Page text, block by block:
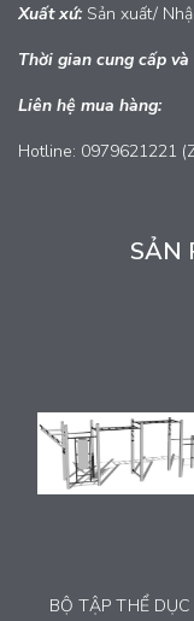
Xuất xứ:Sản xuất/
Thời gian cung cấp
Liên hệ mua hàng:
Hotline: 0979621221
SẢN